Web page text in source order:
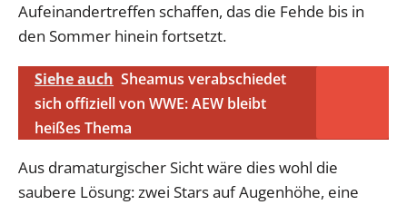
Aufeinandertreffen schaffen, das die Fehde bis in
den Sommer hinein fortsetzt.
Siehe auch Sheamus verabschiedet
sich offiziell von WWE: AEW bleibt
heißes Thema
Aus dramaturgischer Sicht wäre dies wohl die
saubere Lösung: zwei Stars auf Augenhöhe, eine